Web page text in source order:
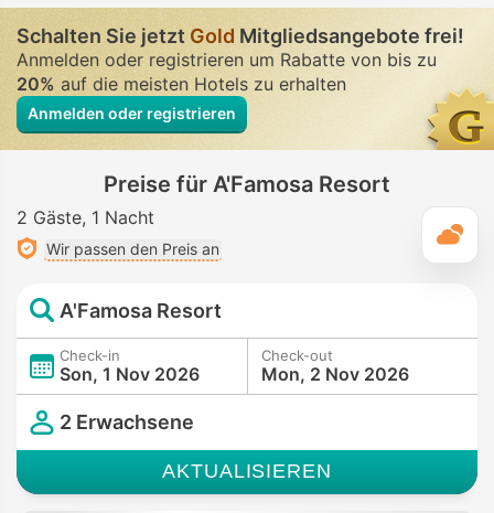
Schalten Sie jetztGold Mitgliedsangebote frei!
Anmelden oder registrieren um Rabatte von bis zu
20%auf die meisten Hotels zu erhalten
Anmelden oder registrieren
Preise für A'Famosa Resort
2 Gäste 1 Nacht
Wir passen den Preis an
A'Famosa Resort
Check-in
Son, 1 Nov 2026
Check-out
Mon, 2 Nov 2026
2 Erwachsene
AKTUALISIEREN